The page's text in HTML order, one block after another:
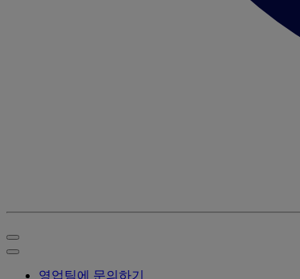
영업팀에 문의하기